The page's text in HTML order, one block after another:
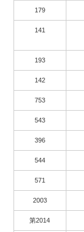
179
141
193
142
753
543
396
544
571
2003
第2014